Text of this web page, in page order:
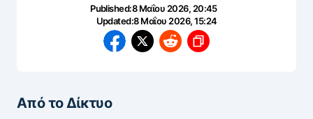
Published:8 Μαΐου 2026, 20:45
Updated:8 Μαΐου 2026, 15:24
Από το Δίκτυο